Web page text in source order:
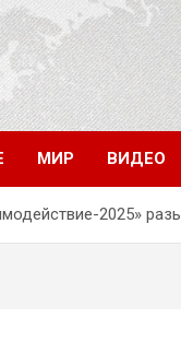
МИР ВИДЕО
2025»